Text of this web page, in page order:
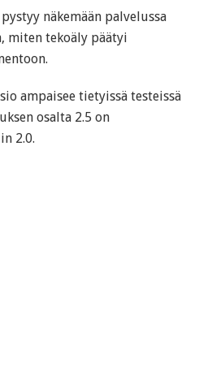
näkemään palvelussa
miten tekoäly päätyi
ampaisee tietyissä testeissä
osalta 2.5 on
2.0.